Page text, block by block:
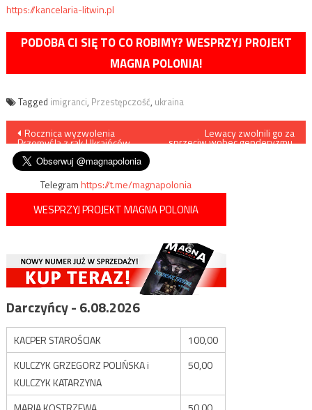
https://kancelaria-litwin.pl
PODOBA CI SIĘ TO CO ROBIMY? WESPRZYJ PROJEKT
MAGNA POLONIA!
Tagged imigranci, Przestępczość, ukraina
Nawigacja
wpisu
Rocznica wyzwolenia
Przemyśla z rąk Ukraińców
Lewacy zwolnili go za
sprzeciw wobec genderyzmu.
Telegramhttps://t.me/magnapolonia
WESPRZYJ PROJEKT MAGNA POLONIA
Darczyńcy - 6.08.2026
KACPER STAROŚCIAK
100,00
KULCZYK GRZEGORZ POLIŃSKA i
KULCZYK KATARZYNA
50,00